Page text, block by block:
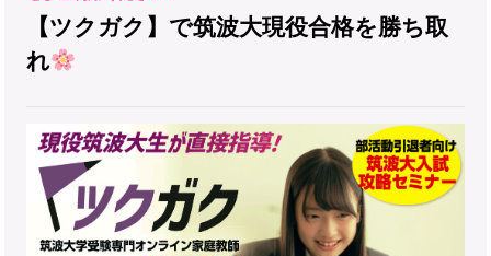
【ツクガク】で筑波大現役合格を勝ち取
れ